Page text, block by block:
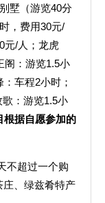
墅（游览40分
，费用30元/
元/人；龙虎
阁：游览1.5小
车程2小时；
：游览1.5小
根据自愿参加的
不超过一个购
庄、绿兹肴特产